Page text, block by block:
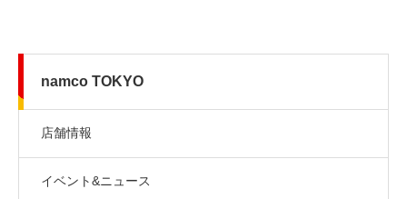
namco TOKYO
店舗情報
イベント&ニュース